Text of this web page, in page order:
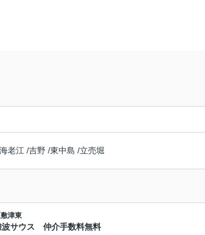
海老江 /吉野 /東中島 /立売堀
敷津東
波サウス 仲介手数料無料